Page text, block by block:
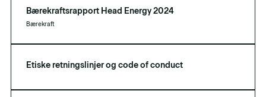
Bærekraftsrapport Head Energy 2024
Bærekraft
Etiske retningslinjer og code of conduct